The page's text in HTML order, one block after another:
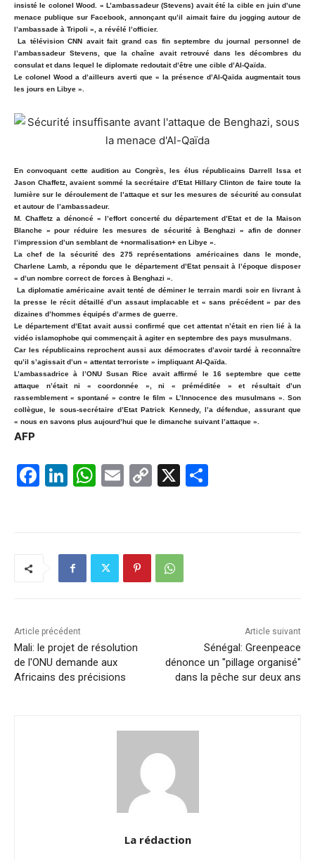
insisté le colonel Wood. « L’ambassadeur (Stevens) avait été la cible en juin d’une
menace publique sur Facebook, annonçant qu’il aimait faire du jogging autour de
l’ambassade à Tripoli », a révélé l’officier.
La télévision CNN avait fait grand cas fin septembre du journal personnel de
l’ambassadeur Stevens, que la chaîne avait retrouvé dans les décombres du
consulat et dans lequel le diplomate redoutait d’être une cible d’Al-Qaïda.
Le colonel Wood a d’ailleurs averti que « la présence d’Al-Qaïda augmentait tous
les jours en Libye ».
En convoquant cette audition au Congrès, les élus républicains Darrell Issa et
Jason Chaffetz, avaient sommé la secrétaire d’Etat Hillary Clinton de faire toute la
lumière sur le déroulement de l’attaque et sur les mesures de sécurité au consulat
et autour de l’ambassadeur.
M. Chaffetz a dénoncé « l’effort concerté du département d’Etat et de la Maison
Blanche » pour réduire les mesures de sécurité à Benghazi « afin de donner
l’impression d’un semblant de +normalisation+ en Libye ».
La chef de la sécurité des 275 représentations américaines dans le monde,
Charlene Lamb, a répondu que le département d’Etat pensait à l’époque disposer
« d’un nombre correct de forces à Benghazi ».
La diplomatie américaine avait tenté de déminer le terrain mardi soir en livrant à
la presse le récit détaillé d’un assaut implacable et « sans précédent » par des
dizaines d’hommes équipés d’armes de guerre.
Le département d’Etat avait aussi confirmé que cet attentat n’était en rien lié à la
vidéo islamophobe qui commençait à agiter en septembre des pays musulmans.
Car les républicains reprochent aussi aux démocrates d’avoir tardé à reconnaître
qu’il s’agissait d’un « attentat terroriste » impliquant Al-Qaïda.
L’ambassadrice à l’ONU Susan Rice avait affirmé le 16 septembre que cette
attaque n’était ni « coordonnée », ni « préméditée » et résultait d’un
rassemblement « spontané » contre le film « L’Innocence des musulmans ». Son
collègue, le sous-secrétaire d’Etat Patrick Kennedy, l’a défendue, assurant que
« nous en savons plus aujourd’hui que le dimanche suivant l’attaque ».
AFP
F
k
Li
dI
n
W
A
p
E
C
Li
n
X
Article précédent
Mali: le projet de résolution
de l'ONU demande aux
Africains des précisions
Article suivant
Sénégal: Greenpeace
dénonce un "pillage organisé"
dans la pêche sur deux ans
La rédaction